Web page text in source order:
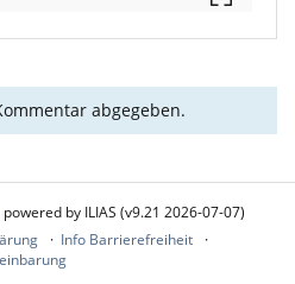
abgegeben.
powered by ILIAS (v9.21 2026-07-07)
Info Barrierefreiheit